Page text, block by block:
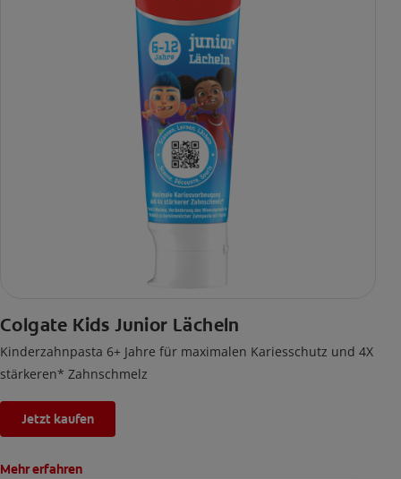
Colgate Kids Junior Lächeln
Kinderzahnpasta 6+ Jahre für maximalen Kariesschutz und 4X
stärkeren* Zahnschmelz
Jetzt kaufen
Mehr erfahren